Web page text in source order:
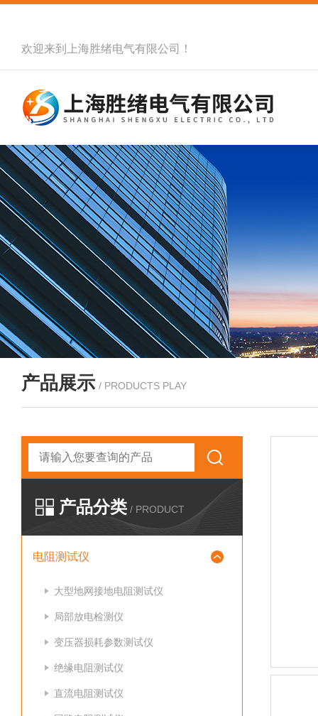
欢迎来到 上海胜绪电气有限公司 ！
产品展示 / PRODUCTS PLAY
产品分类 / PRODUCT
电阻测试仪
大型地网接地电阻测试仪
局部放电检测仪
变压器损耗参数测试仪
绝缘电阻测试仪
直流电阻测试仪